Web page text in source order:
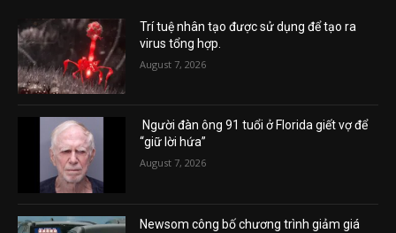
Trí tuệ nhân tạo được sử dụng để tạo ra
virus tổng hợp.
August 7, 2026
Người đàn ông 91 tuổi ở Florida giết vợ để
“giữ lời hứa”
August 7, 2026
Newsom công bố chương trình giảm giá